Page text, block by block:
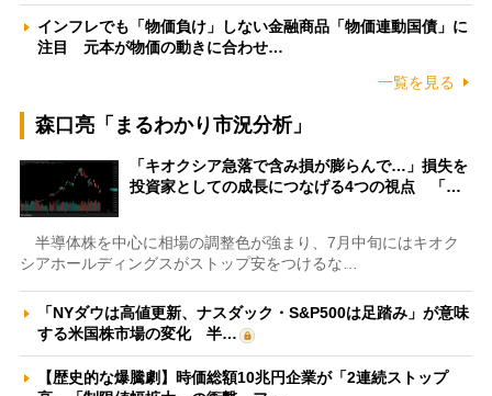
インフレでも「物価負け」しない金融商品「物価連動国債」に
注目 元本が物価の動きに合わせ…
一覧を見る
森口亮「まるわかり市況分析」
「キオクシア急落で含み損が膨らんで…」損失を
投資家としての成長につなげる4つの視点 「…
半導体株を中心に相場の調整色が強まり、7月中旬にはキオク
シアホールディングスがストップ安をつけるな…
「NYダウは高値更新、ナスダック・S&P500は足踏み」が意味
する米国株市場の変化 半…
【歴史的な爆騰劇】時価総額10兆円企業が「2連続ストップ